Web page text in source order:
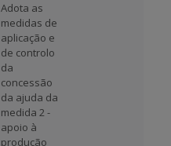
Adota as
medidas de
aplicação e
de controlo
da
concessão
da ajuda da
medida 2 -
apoio à
produção